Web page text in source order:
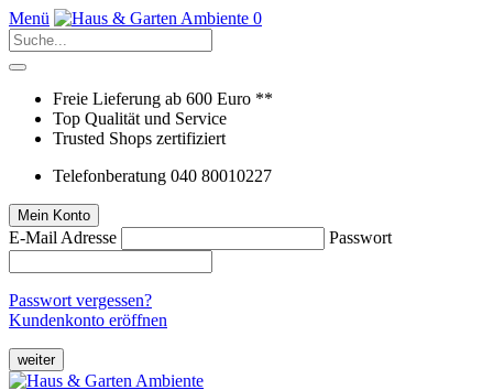
Menü 0
Freie Lieferung ab 600 Euro **
Top Qualität und Service
Trusted Shops zertifiziert
Telefonberatung 040 80010227
Mein Konto
E-Mail Adresse Passwort
Passwort vergessen?
Kundenkonto eröffnen
weiter